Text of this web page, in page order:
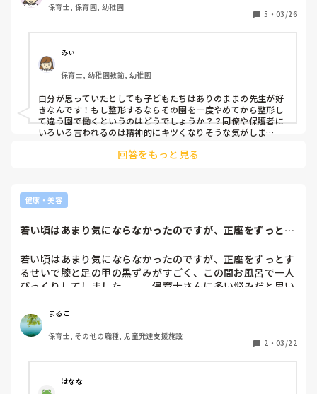
保育士, 保育園, 幼稚園
5 ・ 03/26
みぃ
保育士, 幼稚園教諭, 幼稚園
自分が思っていたとしても子どもたちはありのままの先生が好
きなんです！もし整形するならその園を一度やめてから整形し
て違う園で働くというのはどうでしょうか？？同僚や保護者に
いろいろ言われるのは精神的にキツくなりそうな気がしま
回答をもっと見る
健康・美容
若い頃はあまり気にならなかったのですが、正座をずっとす
若い頃はあまり気にならなかったのですが、正座をずっとす
るせいで膝と足の甲の黒ずみがすごく、この間お風呂で一人
びっくりしてしました、、、保育士さんに多い悩みだと思い
おすすめのケアや少しでも黒ずみを薄くする方法があれば教
えていただけたら嬉しいです。
よろしくお願い致します🙇‍♀️
まるこ
保育士, その他の職種, 児童発達支援施設
2 ・ 03/22
はなな